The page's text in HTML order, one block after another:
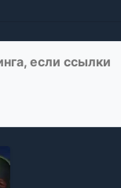
если ссылки